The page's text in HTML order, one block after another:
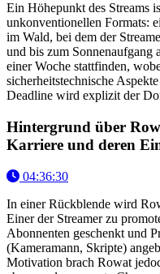
Ein Höhepunkt des Streams
unkonventionellen Formats:
im Wald, bei dem der
und bis zum Sonnenaufgang
einer Woche stattfinden,
sicherheitstechnische
Deadline wird explizit der
Hintergrund über
Karriere und deren
04:36:30
In einer Rückblende wird
Einer der Streamer zu
Abonnenten geschenkt und
(Kameramann, Skripte)
Motivation brach Rowat